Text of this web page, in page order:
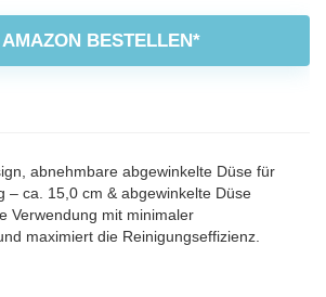
AMAZON BESTELLEN*
abnehmbare abgewinkelte Düse für
– ca. 15,0 cm & abgewinkelte Düse
Verwendung mit minimaler
maximiert die Reinigungseffizienz.